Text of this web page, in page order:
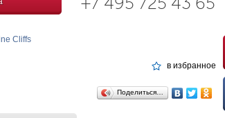
Cliffs
в избранное
Поделиться…